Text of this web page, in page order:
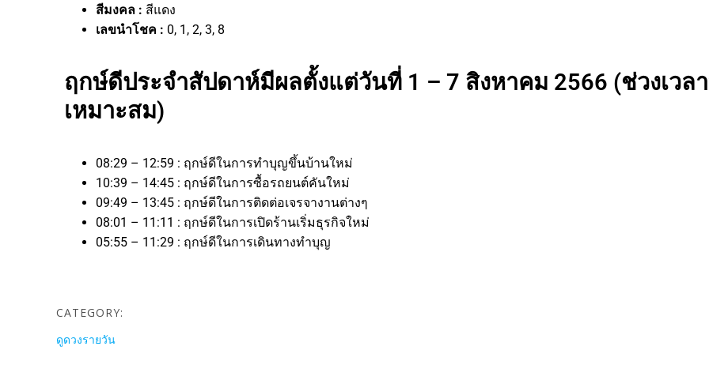
สีมงคล : สีแดง
เลขนำโชค : 0, 1, 2, 3, 8
ฤกษ์ดีประจำสัปดาห์มีผลตั้งแต่วันที่ 1 – 7 สิงหาคม 2566 (ช่วงเวล
เหมาะสม)
08:29 – 12:59 : ฤกษ์ดีในการทำบุญขึ้นบ้านใหม่
10:39 – 14:45 : ฤกษ์ดีในการซื้อรถยนต์คันใหม่
09:49 – 13:45 : ฤกษ์ดีในการติดต่อเจรจางานต่างๆ
08:01 – 11:11 : ฤกษ์ดีในการเปิดร้านเริ่มธุรกิจใหม่
05:55 – 11:29 : ฤกษ์ดีในการเดินทางทำบุญ
CATEGORY:
ดูดวงรายวัน